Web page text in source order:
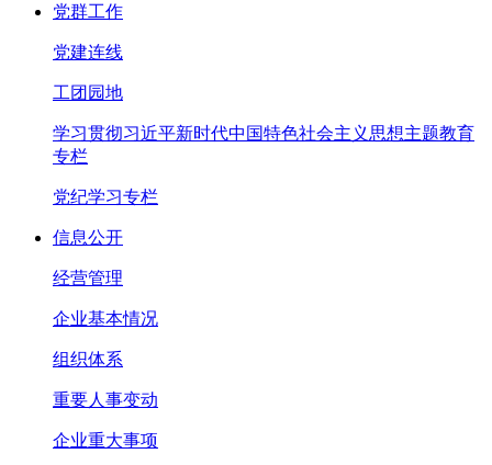
党群工作
党建连线
工团园地
学习贯彻习近平新时代中国特色社会主义思想主题教育
专栏
党纪学习专栏
信息公开
经营管理
企业基本情况
组织体系
重要人事变动
企业重大事项